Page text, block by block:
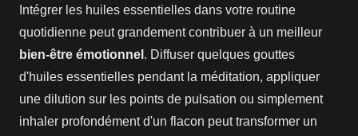
Intégrer les huiles essentielles dans votre routine
quotidienne peut grandement contribuer à un meilleur
bien-être émotionnel . Diffuser quelques gouttes
d'huiles essentielles pendant la méditation, appliquer
une dilution sur les points de pulsation ou simplement
inhaler profondément d'un flacon peut transformer un